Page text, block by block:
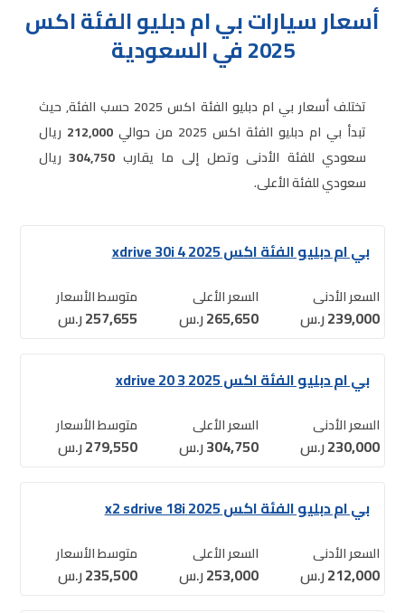
أسعار سيارات بي ام دبليو الفئة اكس
2025 في السعودية
تختلف أسعار بي ام دبليو الفئة اكس 2025 حسب الفئة, حيث
تبدأ بي ام دبليو الفئة اكس 2025 من حوالي
212,000 ريال
سعودي للفئة الأدنى وتصل إلى ما يقارب 304,750ريال
سعودي للفئة الأعلى.
بي ام دبليو الفئة اكس 2025 4 xdrive 30i
السعر الأدنى
239,000ر.س
السعر الأعلى
265,650ر.س
متوسط الأسعار
257,655ر.س
بي ام دبليو الفئة اكس 2025 3 xdrive 20
السعر الأدنى
230,000ر.س
السعر الأعلى
304,750ر.س
متوسط الأسعار
279,550ر.س
بي ام دبليو الفئة اكس 2025 x2 sdrive 18i
السعر الأدنى
212,000ر.س
السعر الأعلى
253,000ر.س
متوسط الأسعار
235,500ر.س